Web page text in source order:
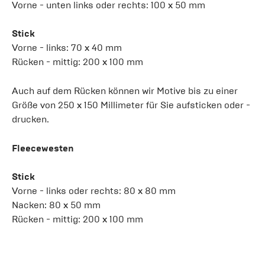
Vorne - unten links oder rechts: 100 x 50 mm
Stick
Vorne - links: 70 x 40 mm
Rücken - mittig: 200 x 100 mm
Auch auf dem Rücken können wir Motive bis zu einer
Größe von 250 x 150 Millimeter für Sie aufsticken oder -
drucken.
Fleecewesten
Stick
Vorne - links oder rechts: 80 x 80 mm
Nacken: 80 x 50 mm
Rücken - mittig: 200 x 100 mm